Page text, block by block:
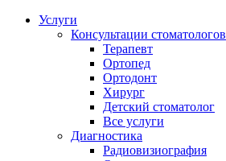
Услуги
Консультации стоматологов
Терапевт
Ортопед
Ортодонт
Хирург
Детский стоматолог
Все услуги
Диагностика
Радиовизиография